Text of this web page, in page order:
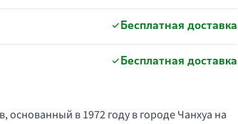
Бесплатная доставка
Бесплатная доставка
в 1972 году в городе Чанхуа на